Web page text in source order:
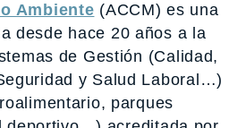
Ambiente (ACCM) es una
desde hace 20 años a la
de Gestión (Calidad,
y Salud Laboral…)
parques